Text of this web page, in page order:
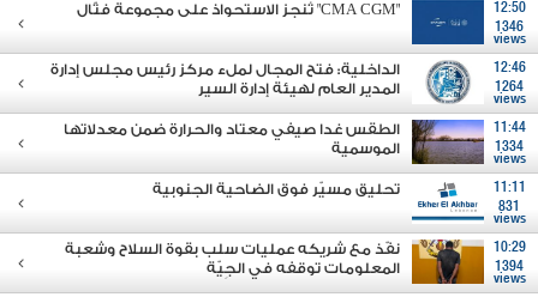
12:50
1346
views
"CMA CGM" تُنجز الاستحواذ على مجموعة فتّال
12:46
1264
views
الداخلية: فتح المجال لملء مركز رئيس مجلس إدارة
المدير العام لهيئة إدارة السير
11:44
1334
views
الطقس غدا صيفي معتاد والحرارة ضمن معدلاتها
الموسمية
11:11
831
views
تحليق مسيّر فوق الضاحية الجنوبية
10:29
1394
views
نفّذ مع شريكه عمليات سلب بقوة السلاح وشعبة
المعلومات توقفه في الجِيّة